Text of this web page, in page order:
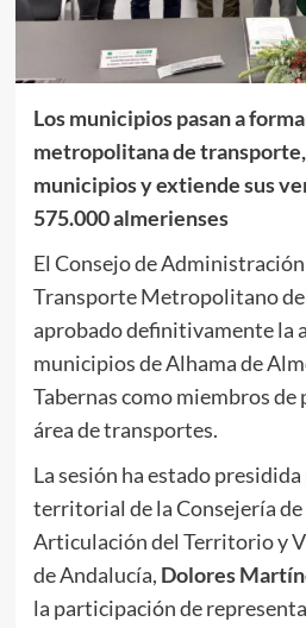
Los municipios pasan a
metropolitana de
municipios y extiende sus
575.000 almerienses
El Consejo de
Transporte Metropolitano
aprobado definitivamente la
municipios de Alhama de
Tabernas como miembros de
área de transportes.
La sesión ha estado
territorial de la Consejería de
Articulación del Territorio y
de Andalucía, Dolores
la participación de